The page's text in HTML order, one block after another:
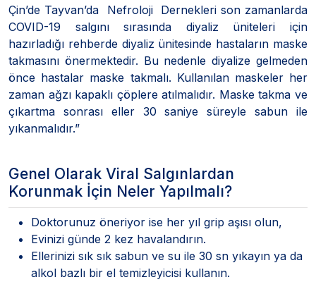
Çin’de Tayvan’da Nefroloji Dernekleri son zamanlarda
COVID-19 salgını sırasında diyaliz üniteleri için
hazırladığı rehberde diyaliz ünitesinde hastaların maske
takmasını önermektedir. Bu nedenle diyalize gelmeden
önce hastalar maske takmalı. Kullanılan maskeler her
zaman ağzı kapaklı çöplere atılmalıdır. Maske takma ve
çıkartma sonrası eller 30 saniye süreyle sabun ile
yıkanmalıdır.”
Genel Olarak Viral Salgınlardan
Korunmak İçin Neler Yapılmalı?
Doktorunuz öneriyor ise her yıl grip aşısı olun,
Evinizi günde 2 kez havalandırın.
Ellerinizi sık sık sabun ve su ile 30 sn yıkayın ya da
alkol bazlı bir el temizleyicisi kullanın.